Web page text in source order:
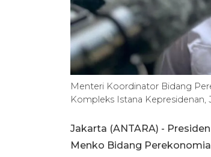
Menteri Koordinator Bidang
Kompleks Istana Kepresidenan,
Jakarta (ANTARA) -
Menko Bidang